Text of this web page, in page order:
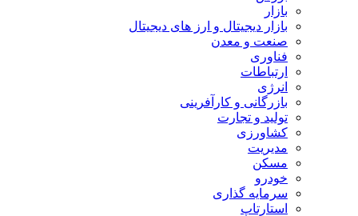
بازار
بازار دیجیتال و ارز های دیجیتال
صنعت و معدن
فناوری
ارتباطات
انرژی
بازرگانی و کارآفرینی
تولید و تجارت
کشاورزی
مدیریت
مسکن
خودرو
سرمایه گذاری
استارتاپ